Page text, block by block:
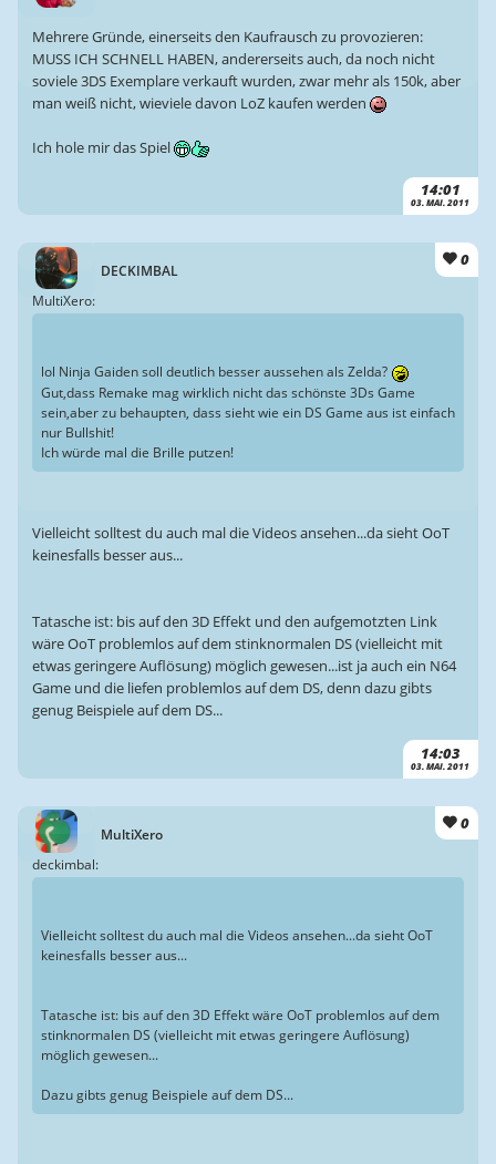
14:01
03. MAI. 2011
Mehrere Gründe, einerseits den Kaufrausch zu provozieren:
MUSS ICH SCHNELL HABEN, andererseits auch, da noch nicht
soviele 3DS Exemplare verkauft wurden, zwar mehr als 150k, aber
man weiß nicht, wieviele davon LoZ kaufen werden
Ich hole mir das Spiel
DECKIMBAL
0
14:03
03. MAI. 2011
MultiXero:
lol Ninja Gaiden soll deutlich besser aussehen als Zelda?
Gut,dass Remake mag wirklich nicht das schönste 3Ds Game
sein,aber zu behaupten, dass sieht wie ein DS Game aus ist einfach
nur Bullshit!
Ich würde mal die Brille putzen!
Vielleicht solltest du auch mal die Videos ansehen...da sieht OoT
keinesfalls besser aus...
Tatasche ist: bis auf den 3D Effekt und den aufgemotzten Link
wäre OoT problemlos auf dem stinknormalen DS (vielleicht mit
etwas geringere Auflösung) möglich gewesen...ist ja auch ein N64
Game und die liefen problemlos auf dem DS, denn dazu gibts
genug Beispiele auf dem DS...
MultiXero
0
deckimbal:
Vielleicht solltest du auch mal die Videos ansehen...da sieht OoT
keinesfalls besser aus...
Tatasche ist: bis auf den 3D Effekt wäre OoT problemlos auf dem
stinknormalen DS (vielleicht mit etwas geringere Auflösung)
möglich gewesen...
Dazu gibts genug Beispiele auf dem DS...